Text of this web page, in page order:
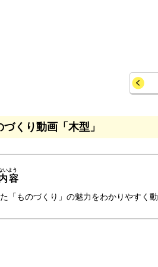
くり動画「木型」
容
「ものづくり」の魅力をわかりやすく動